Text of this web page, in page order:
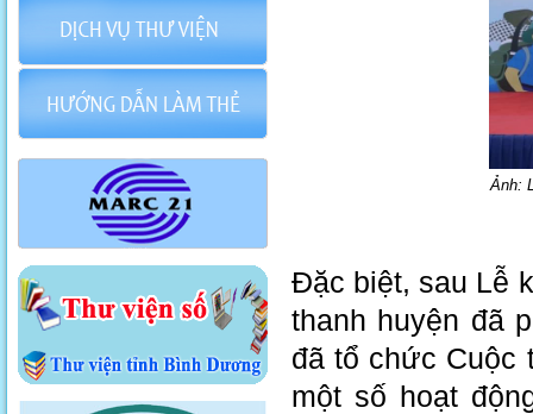
Ảnh:
Đặc biệt, sau Lễ
thanh huyện đã
đã tổ chức Cuộc
một số hoạt